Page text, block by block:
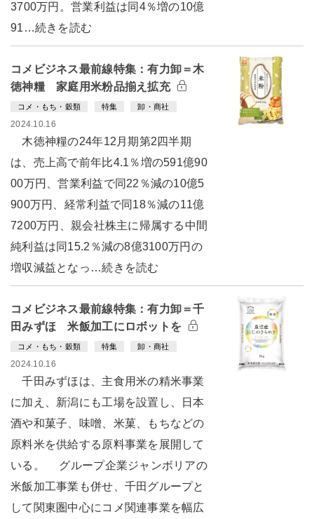
3700万円。営業利益は同4％増の10億
91…続きを読む
コメビジネス最前線特集：有力卸＝木
徳神糧 家庭用米粉品揃え拡充
コメ・もち・穀類 特集 卸・商社
2024.10.16
木徳神糧の24年12月期第2四半期
は、売上高で前年比4.1％増の591億90
00万円、営業利益で同22％減の10億5
900万円、経常利益で同18％減の11億
7200万円、親会社株主に帰属する中間
純利益は同15.2％減の8億3100万円の
増収減益となっ…続きを読む
コメビジネス最前線特集：有力卸＝千
田みずほ 米飯加工にロボットを
コメ・もち・穀類 特集 卸・商社
2024.10.16
千田みずほは、主食用米の精米事業
に加え、新潟にも工場を設置し、日本
酒や和菓子、味噌、米菓、もちなどの
原料米を供給する原料事業を展開して
いる。 グループ企業ジャンボリアの
米飯加工事業も併せ、千田グループと
して関東圏中心にコメ関連事業を幅広